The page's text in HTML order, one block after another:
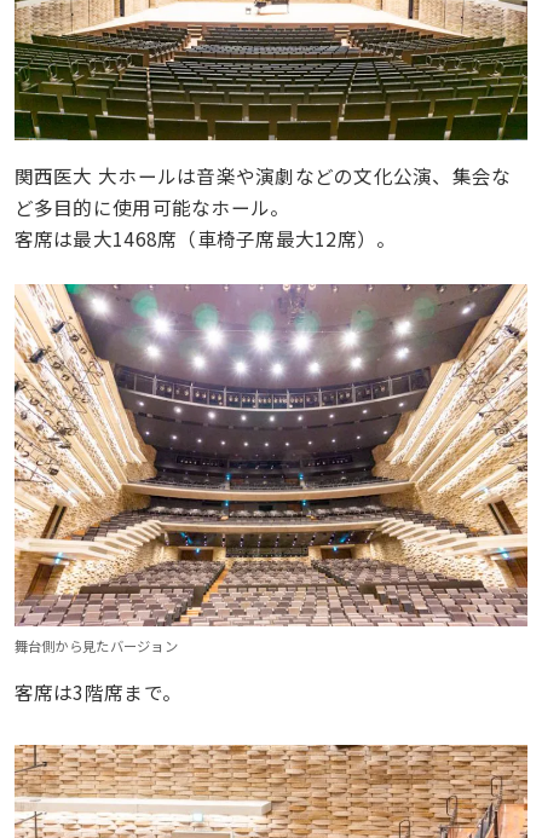
関西医大 大ホールは音楽や演劇などの文化公演、集会な
ど多目的に使用可能なホール。
客席は最大1468席（車椅子席最大12席）。
舞台側から見たバージョン
客席は3階席まで。